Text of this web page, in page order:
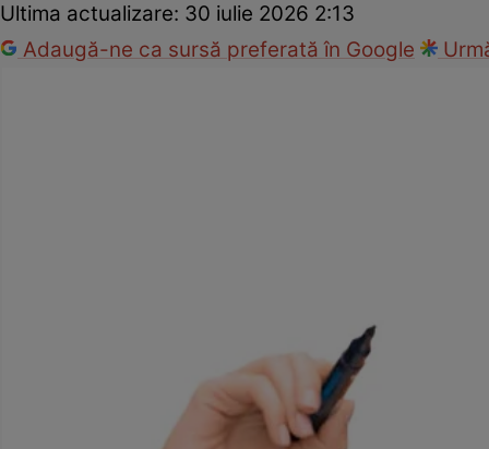
Ultima actualizare: 30 iulie 2026 2:13
Adaugă-ne ca sursă preferată în Google